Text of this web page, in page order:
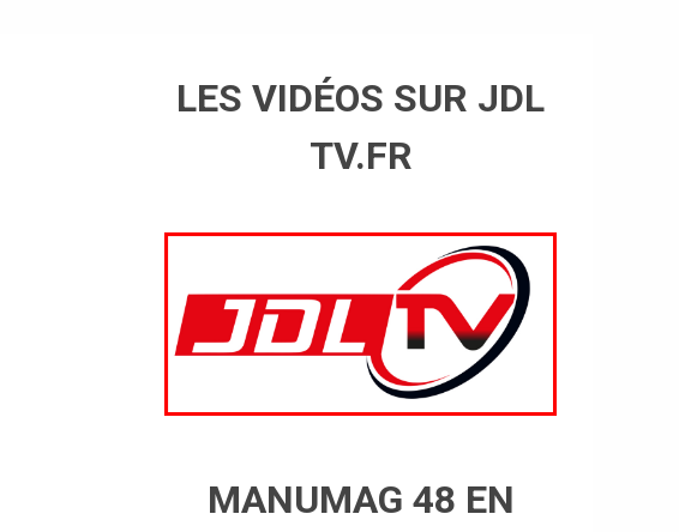
LES VIDÉOS SUR JDL
TV.FR
MANUMAG 48 EN